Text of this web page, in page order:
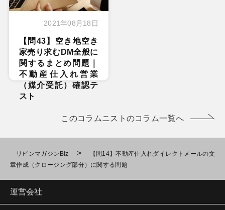
2021年08月18日
【問43】空き地空き
家売り求むDM全般に
関するまとめ問題｜
不動産仕入れ営業
（媒介受託）確認テ
スト
このコラムニストのコラム一覧へ
リビンマガジンBiz >
【問14】不動産仕入れダイレクトメールの文
章作成（クロージング部分）に関する問題
運営会社